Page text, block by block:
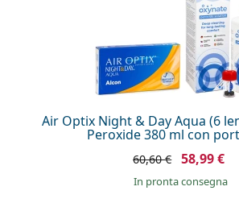
Air Optix Night & Day Aqua (6
Peroxide 380 ml con
60,60 € 58,99 €
in pronta consegna